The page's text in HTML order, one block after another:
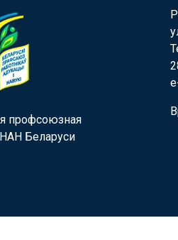
профсоюзная
Беларуси